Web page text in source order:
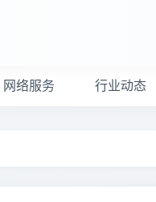
网络服务 行业动态